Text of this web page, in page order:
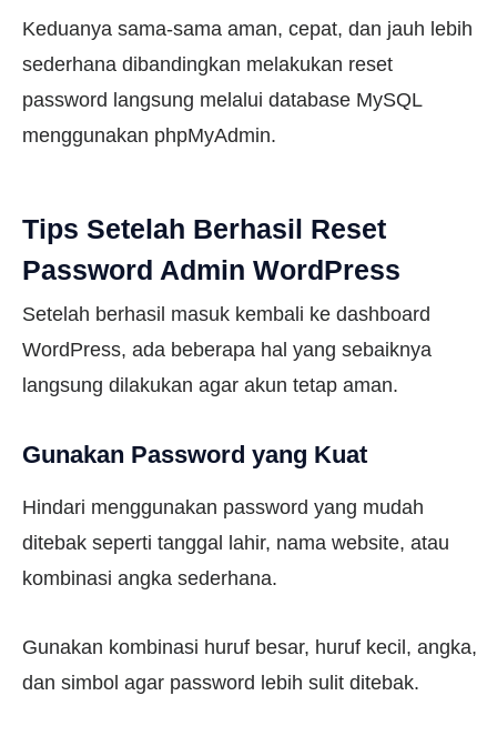
Keduanya sama-sama aman, cepat, dan jauh lebih
sederhana dibandingkan melakukan reset
password langsung melalui database MySQL
menggunakan phpMyAdmin.
Tips Setelah Berhasil Reset
Password Admin WordPress
Setelah berhasil masuk kembali ke dashboard
WordPress, ada beberapa hal yang sebaiknya
langsung dilakukan agar akun tetap aman.
Gunakan Password yang Kuat
Hindari menggunakan password yang mudah
ditebak seperti tanggal lahir, nama website, atau
kombinasi angka sederhana.
Gunakan kombinasi huruf besar, huruf kecil, angka,
dan simbol agar password lebih sulit ditebak.